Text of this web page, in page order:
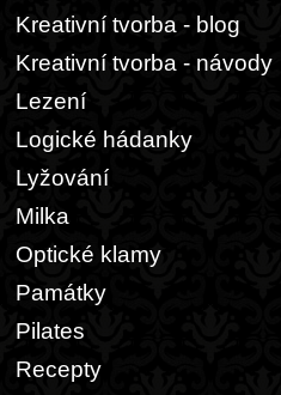
Kreativní tvorba - blog
Kreativní tvorba - návody
Lezení
Logické hádanky
Lyžování
Milka
Optické klamy
Památky
Pilates
Recepty